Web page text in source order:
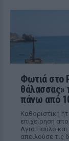
Φωτιά στο
θάλασσας»
πάνω από
Καθοριστική
επιχείρηση
Αγιο Παύλο
απειλούσε τις